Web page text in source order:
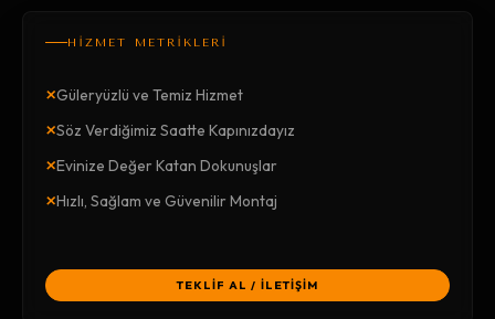
HİZMET METRİKLERİ
×Güleryüzlü ve Temiz Hizmet
×Söz Verdiğimiz Saatte Kapınızdayız
×Evinize Değer Katan Dokunuşlar
×Hızlı, Sağlam ve Güvenilir Montaj
TEKLİF AL / İLETİŞİM